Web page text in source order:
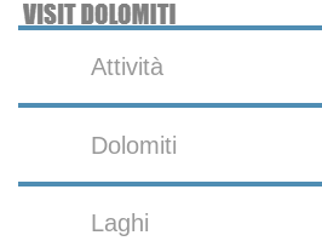
Attività
Dolomiti
Laghi